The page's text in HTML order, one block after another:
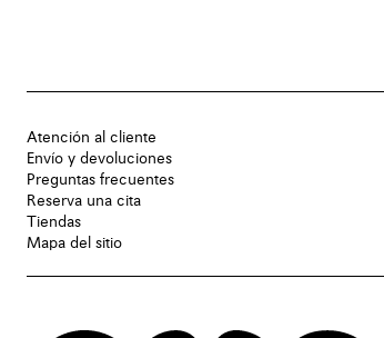
Atención al cliente
Envío y devoluciones
Preguntas frecuentes
Reserva una cita
Tiendas
Mapa del sitio